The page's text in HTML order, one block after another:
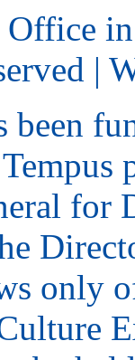
Office
|
been
for
only